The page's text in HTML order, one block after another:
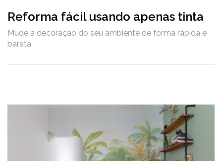
Reforma fácil usando apenas tinta
Mude a decoração do seu ambiente de forma rápida e
barata